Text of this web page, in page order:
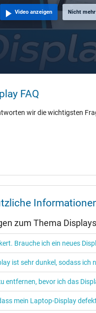
Video anzeigen Nicht
FAQ
wir die wichtigsten
zum Thema Displays
Brauche ich ein neues
ist sehr dunkel, sodass
entfernen, bevor ich das
mein Laptop-Display